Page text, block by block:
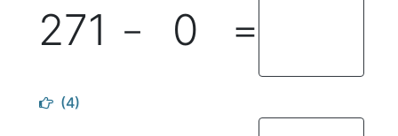
271 － 0 ＝
(4)